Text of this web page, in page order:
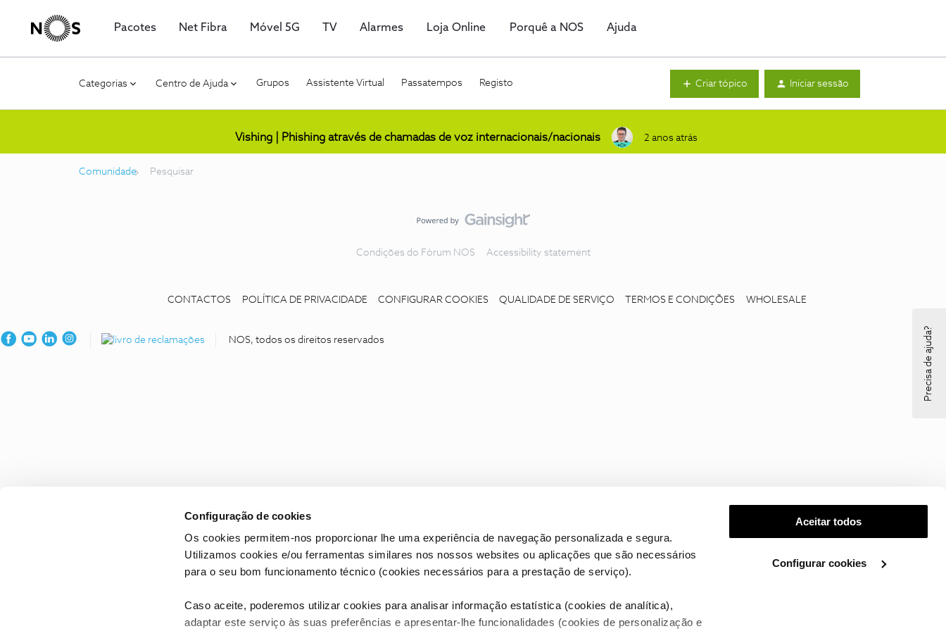
Configuração de cookies
Os cookies permitem-nos proporcionar lhe uma experiência de navegação personalizada e segura.
Utilizamos cookies e/ou ferramentas similares nos nossos websites ou aplicações que são necessários
para o seu bom funcionamento técnico (cookies necessários para a prestação de serviço).
Caso aceite, poderemos utilizar cookies para analisar informação estatística (cookies de analítica),
adaptar este serviço às suas preferências e apresentar-lhe funcionalidades (cookies de personalização e
Aceitar todos
Configurar cookies
Pacotes Net Fibra Móvel 5G TV Alarmes Loja Online Porquê a NOS Ajuda
Categorias Centro de Ajuda Grupos Assistente Virtual Passatempos Registo Criar tópico Iniciar sessão
Vishing | Phishing através de chamadas de voz internacionais/nacionais 2 anos atrás
Comunidade Pesquisar
Condições do Fórum NOS Accessibility statement
CONTACTOS POLÍTICA DE PRIVACIDADE CONFIGURAR COOKIES QUALIDADE DE SERVIÇO TERMOS E CONDIÇÕES WHOLESALE
NOS, todos os direitos reservados Precisa de ajuda?